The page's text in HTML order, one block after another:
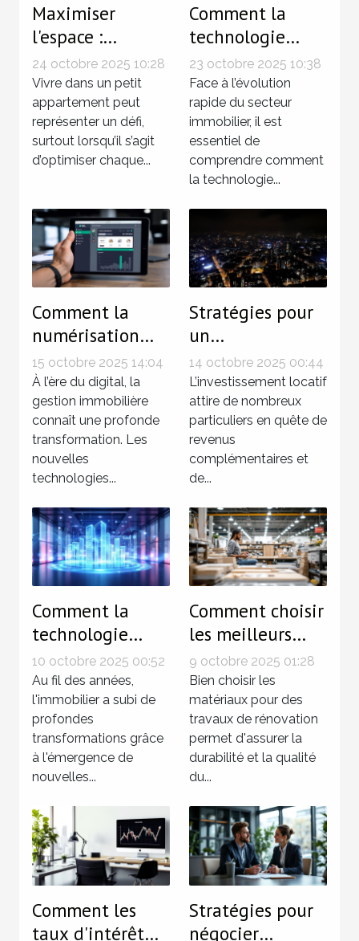
Maximiser
l'espace :
techniques
innovantes pour
petits
appartements
24 octobre 2025 10:28
Vivre dans un petit
appartement peut
représenter un défi,
surtout lorsqu’il s’agit
d’optimiser chaque...
Comment la
technologie
influence-t-elle
les tendances du
marché
immobilier ?
23 octobre 2025 10:38
Face à l’évolution
rapide du secteur
immobilier, il est
essentiel de
comprendre comment
la technologie...
Comment la
numérisation
simplifie-t-elle
la gestion
immobilière ?
15 octobre 2025 14:04
À l’ère du digital, la
gestion immobilière
connaît une profonde
transformation. Les
nouvelles
technologies...
Stratégies pour
un
investissement
locatif sans
tracas
14 octobre 2025 00:44
L’investissement locatif
attire de nombreux
particuliers en quête de
revenus
complémentaires et
de...
Comment la
technologie
révolutionne-t-
elle
l'investissement
immobilier ?
10 octobre 2025 00:52
Au fil des années,
l'immobilier a subi de
profondes
transformations grâce
à l'émergence de
nouvelles...
Comment choisir
les meilleurs
matériaux pour
vos travaux de
rénovation
9 octobre 2025 01:28
Bien choisir les
matériaux pour des
travaux de rénovation
permet d'assurer la
durabilité et la qualité
du...
Comment les
taux d'intérêt
Stratégies pour
négocier